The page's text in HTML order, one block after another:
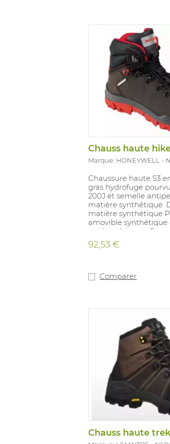
Marque: HONEYWELL
Chaussure haute S3
gras hydrofuge
200J et semelle
matière synthétique.
matière synthétique
amovible synthétique
antibactérienne.
PU/Nitrile. Pointures :
92,53 €
Comparer